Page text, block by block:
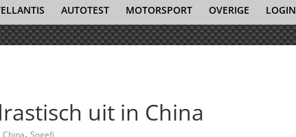
AUTOTEST MOTORSPORT OVERIGE LOGIN
uit in China
China, Sogefi